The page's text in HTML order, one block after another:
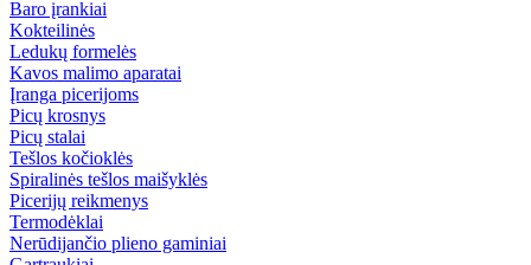
Baro įrankiai
Kokteilinės
Ledukų formelės
Kavos malimo aparatai
Įranga picerijoms
Picų krosnys
Picų stalai
Tešlos kočioklės
Spiralinės tešlos maišyklės
Picerijų reikmenys
Termodėklai
Nerūdijančio plieno gaminiai